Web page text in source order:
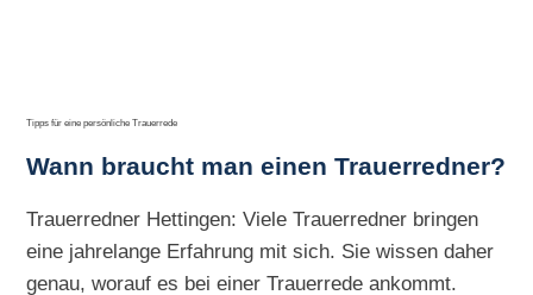
Tipps für eine persönliche Trauerrede
Wann braucht man einen Trauerredner?
Trauerredner Hettingen: Viele Trauerredner bringen
eine jahrelange Erfahrung mit sich. Sie wissen daher
genau, worauf es bei einer Trauerrede ankommt.